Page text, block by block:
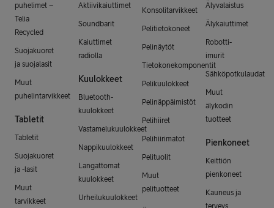
puhelimet –
Telia
Recycled
Suojakuoret
ja suojalasit
Muut
puhelintarvikkeet
Tabletit
Tabletit
Suojakuoret
ja -lasit
Muut
tarvikkeet
Aktiivikaiuttimet
Soundbarit
Kaiuttimet
radiolla
Kuulokkeet
Bluetooth-
kuulokkeet
Vastamelukuulokkeet
Nappikuulokkeet
Langattomat
kuulokkeet
Urheilukuulokkeet
Konsolitarvikkeet
Pelitietokoneet
Pelinäytöt
Tietokonekomponentit
Pelikuulokkeet
Pelinäppäimistöt
Pelihiiret
Pelihiirimatot
Pelituolit
Muut
pelituotteet
Älyvalaistus
Älykaiuttimet
Robotti-
imurit
Sähköpotkulaudat
Muut
älykodin
tuotteet
Pienkoneet
Keittiön
pienkoneet
Kauneus ja
terveys